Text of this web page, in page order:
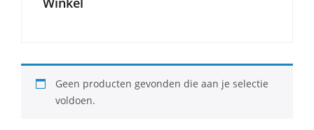
Geen producten gevonden die aan je selectie
voldoen.